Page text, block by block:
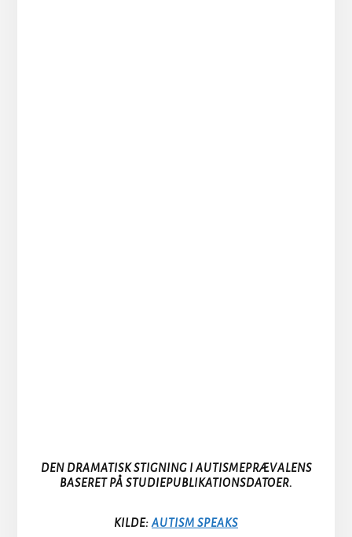
DEN DRAMATISK STIGNING I AUTISMEPRÆVALENS
BASERET PÅ STUDIEPUBLIKATIONSDATOER.
KILDE: AUTISM SPEAKS